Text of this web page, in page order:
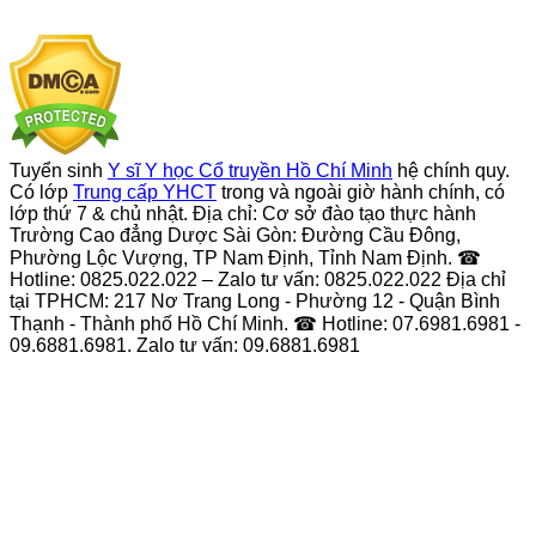
Tuyển sinh Y sĩ Y học Cổ truyền Hồ Chí Minh hệ chính quy.
Có lớp Trung cấp YHCT trong và ngoài giờ hành chính, có
lớp thứ 7 & chủ nhật. Địa chỉ: Cơ sở đào tạo thực hành
Trường Cao đẳng Dược Sài Gòn: Đường Cầu Đông,
Phường Lộc Vượng, TP Nam Định, Tỉnh Nam Định. ☎
Hotline: 0825.022.022 – Zalo tư vấn: 0825.022.022 Địa chỉ
tại TPHCM: 217 Nơ Trang Long - Phường 12 - Quận Bình
Thạnh - Thành phố Hồ Chí Minh. ☎ Hotline: 07.6981.6981 -
09.6881.6981. Zalo tư vấn: 09.6881.6981